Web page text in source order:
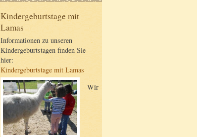
Kindergeburtstage mit
Lamas
Informationen zu unseren
Kindergeburtstagen finden Sie
hier:
Kindergeburtstage mit Lamas
Wir